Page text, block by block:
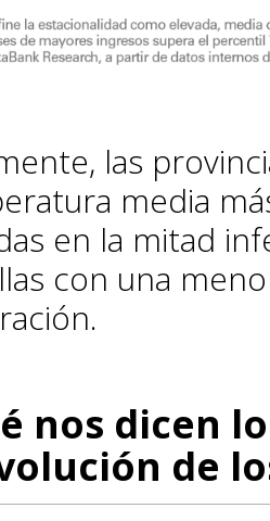
las
media
en la mitad
con una
nos dicen
de